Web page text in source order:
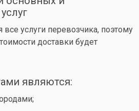
все услуги перевозчика, поэтому
доставки будет
являются: